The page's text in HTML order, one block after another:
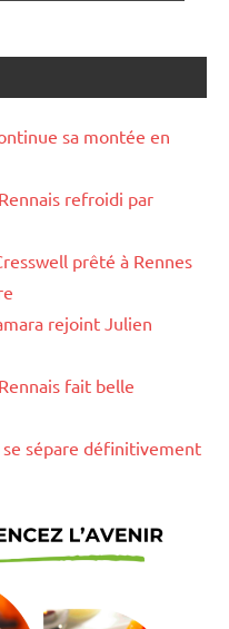
sa montée en
refroidi par
prêté à Rennes
rejoint Julien
fait belle
se sépare définitivement